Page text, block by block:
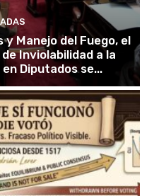
Manejo del Fuego, el
Inviolabilidad a la
Diputados se...